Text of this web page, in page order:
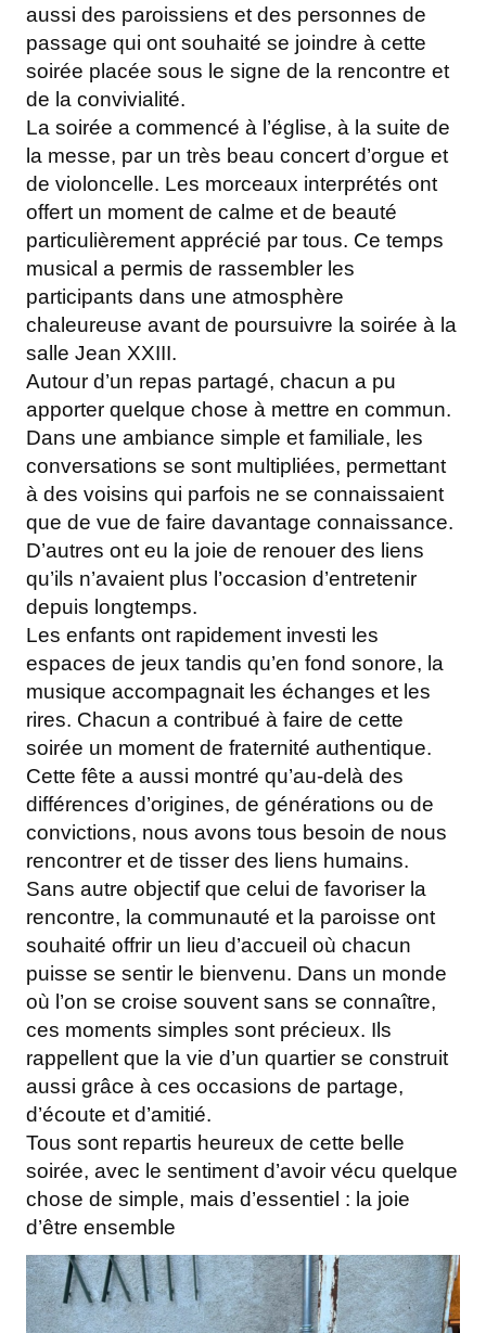
aussi des paroissiens et des personnes de
passage qui ont souhaité se joindre à cette
soirée placée sous le signe de la rencontre et
de la convivialité.
La soirée a commencé à l’église, à la suite de
la messe, par un très beau concert d’orgue et
de violoncelle. Les morceaux interprétés ont
offert un moment de calme et de beauté
particulièrement apprécié par tous. Ce temps
musical a permis de rassembler les
participants dans une atmosphère
chaleureuse avant de poursuivre la soirée à la
salle Jean XXIII.
Autour d’un repas partagé, chacun a pu
apporter quelque chose à mettre en commun.
Dans une ambiance simple et familiale, les
conversations se sont multipliées, permettant
à des voisins qui parfois ne se connaissaient
que de vue de faire davantage connaissance.
D’autres ont eu la joie de renouer des liens
qu’ils n’avaient plus l’occasion d’entretenir
depuis longtemps.
Les enfants ont rapidement investi les
espaces de jeux tandis qu’en fond sonore, la
musique accompagnait les échanges et les
rires. Chacun a contribué à faire de cette
soirée un moment de fraternité authentique.
Cette fête a aussi montré qu’au-delà des
différences d’origines, de générations ou de
convictions, nous avons tous besoin de nous
rencontrer et de tisser des liens humains.
Sans autre objectif que celui de favoriser la
rencontre, la communauté et la paroisse ont
souhaité offrir un lieu d’accueil où chacun
puisse se sentir le bienvenu. Dans un monde
où l’on se croise souvent sans se connaître,
ces moments simples sont précieux. Ils
rappellent que la vie d’un quartier se construit
aussi grâce à ces occasions de partage,
d’écoute et d’amitié.
Tous sont repartis heureux de cette belle
soirée, avec le sentiment d’avoir vécu quelque
chose de simple, mais d’essentiel : la joie
d’être ensemble